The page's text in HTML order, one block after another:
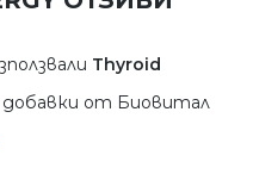
Thyroid
добавки от Биовитал